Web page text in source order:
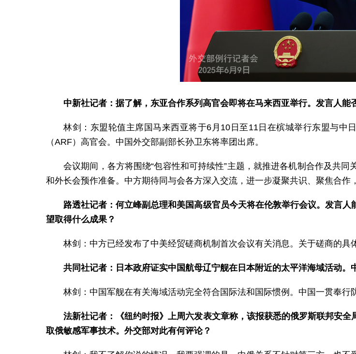
中新社记者：据了解，东亚合作系列高官会即将在马来西亚举行。发言人能
林剑：东盟轮值主席国马来西亚将于6月10日至11日在槟城举行东盟与中
（ARF）高官会。中国外交部副部长孙卫东将率团出席。
会议期间，各方将围绕“包容性和可持续性”主题，就推进各机制合作及共
和外长会预作准备。中方期待同与会各方深入交流，进一步凝聚共识、聚焦合作
路透社记者：何立峰副总理和美国高级官员今天将在伦敦举行会议。发言
望取得什么成果？
林剑：中方已经发布了中美经贸磋商机制首次会议有关消息。关于磋商的具
共同社记者：日本政府证实中国航母辽宁舰在日本附近的太平洋海域活动。
林剑：中国军舰在有关海域活动完全符合国际法和国际惯例。中国一贯奉行
法新社记者：《纽约时报》上周六发表文章称，该报获悉的俄罗斯联邦安
取俄敏感军事技术。外交部对此有何评论？